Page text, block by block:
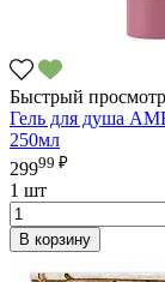
Быстрый просмотр
Гель для душа
250мл
29999 ₽
1 шт
В корзину